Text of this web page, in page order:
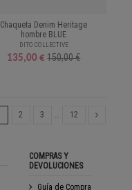
Chaqueta Denim Heritage
hombre BLUE
DITO COLLECTIVE
135,00 € 150,00 €
2 3 … 12
COMPRAS Y
DEVOLUCIONES
Guía de Compra